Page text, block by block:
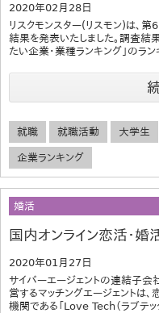
2020年02月28日
リスクモンスター(リスモン)は、
結果を発表いたしました。調査
たい企業・業種ランキング」のラ
就職 就職活動 大学生
企業ランキング
婚活
国内オンライン恋活・
2020年01月27日
サイバーエージェントの連結子会
営するマッチングエージェントは
機関である「Love Tech（ラブテッ